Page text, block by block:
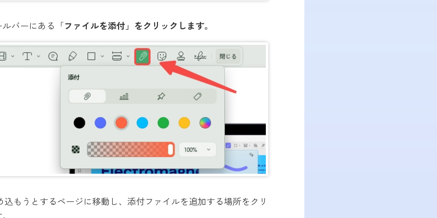
バーにある「ファイルを添付」をクリックします。
込もうとするページに移動し、添付ファイルを追加する場所をクリ
。